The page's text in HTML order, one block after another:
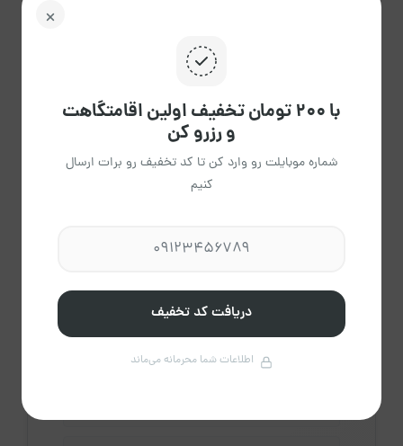
اقا شهبازی
مشاهده حساب کاربری میزبان
با ۲۰۰ تومان تخفیف اولین اقامتگاهت
و رزرو کن
شماره موبایلت رو وارد کن تا کد تخفیف رو برات ارسال
کنیم
دریافت کد تخفیف
اطلاعات شما محرمانه می‌ماند